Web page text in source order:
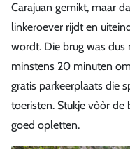
Carajuan gemikt, maar
linkeroever rijdt en
wordt. Die brug was dus
minstens 20 minuten
gratis parkeerplaats die
toeristen. Stukje vòòr de
goed opletten.